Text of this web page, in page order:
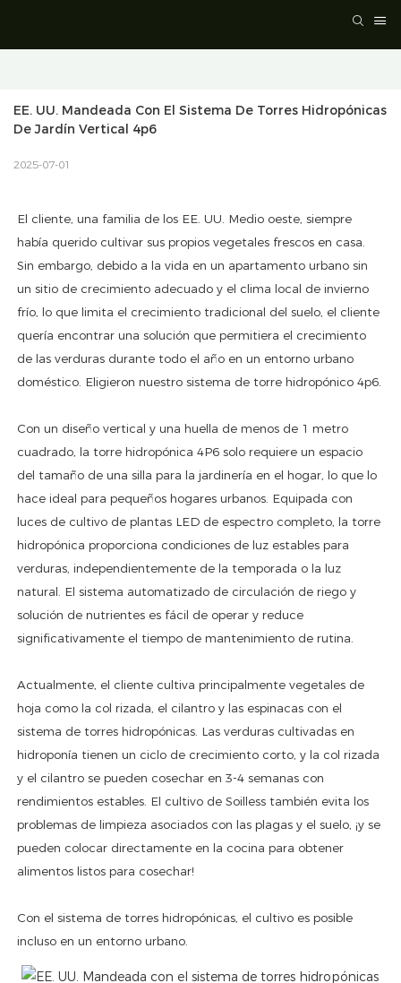
EE. UU. Mandeada Con El Sistema De Torres Hidropónicas
De Jardín Vertical 4p6
2025-07-01
El cliente, una familia de los EE. UU. Medio oeste, siempre
había querido cultivar sus propios vegetales frescos en casa.
Sin embargo, debido a la vida en un apartamento urbano sin
un sitio de crecimiento adecuado y el clima local de invierno
frío, lo que limita el crecimiento tradicional del suelo, el cliente
quería encontrar una solución que permitiera el crecimiento
de las verduras durante todo el año en un entorno urbano
doméstico. Eligieron nuestro sistema de torre hidropónico 4p6.
Con un diseño vertical y una huella de menos de 1 metro
cuadrado, la torre hidropónica 4P6 solo requiere un espacio
del tamaño de una silla para la jardinería en el hogar, lo que lo
hace ideal para pequeños hogares urbanos. Equipada con
luces de cultivo de plantas LED de espectro completo, la torre
hidropónica proporciona condiciones de luz estables para
verduras, independientemente de la temporada o la luz
natural. El sistema automatizado de circulación de riego y
solución de nutrientes es fácil de operar y reduce
significativamente el tiempo de mantenimiento de rutina.
Actualmente, el cliente cultiva principalmente vegetales de
hoja como la col rizada, el cilantro y las espinacas con el
sistema de torres hidropónicas. Las verduras cultivadas en
hidroponía tienen un ciclo de crecimiento corto, y la col rizada
y el cilantro se pueden cosechar en 3-4 semanas con
rendimientos estables. El cultivo de Soilless también evita los
problemas de limpieza asociados con las plagas y el suelo, ¡y se
pueden colocar directamente en la cocina para obtener
alimentos listos para cosechar!
Con el sistema de torres hidropónicas, el cultivo es posible
incluso en un entorno urbano.